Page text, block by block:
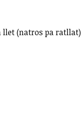
llet (natros pa ratllat)